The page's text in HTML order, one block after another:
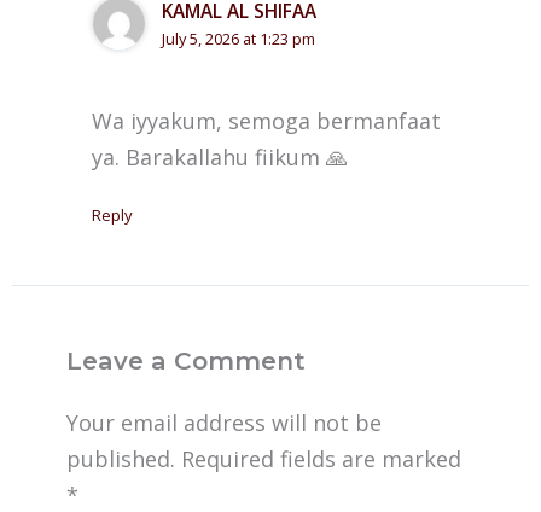
KAMAL AL SHIFAA
July 5, 2026 at 1:23 pm
Wa iyyakum, semoga bermanfaat
ya. Barakallahu fiikum 🙏
Reply
Leave a Comment
Your email address will not be
published. Required fields are marked
*